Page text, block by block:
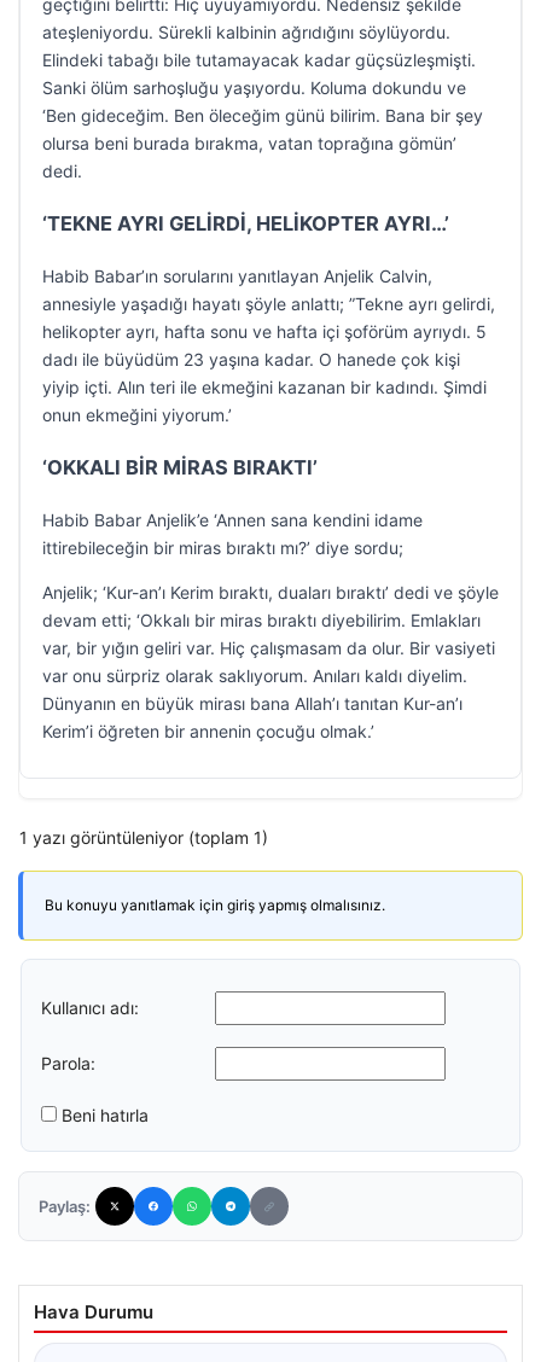
geçtiğini belirtti: Hiç uyuyamıyordu. Nedensiz şekilde
ateşleniyordu. Sürekli kalbinin ağrıdığını söylüyordu.
Elindeki tabağı bile tutamayacak kadar güçsüzleşmişti.
Sanki ölüm sarhoşluğu yaşıyordu. Koluma dokundu ve
‘Ben gideceğim. Ben öleceğim günü bilirim. Bana bir şey
olursa beni burada bırakma, vatan toprağına gömün’
dedi.
‘TEKNE AYRI GELİRDİ, HELİKOPTER AYRI…’
Habib Babar’ın sorularını yanıtlayan Anjelik Calvin,
annesiyle yaşadığı hayatı şöyle anlattı; ”Tekne ayrı gelirdi,
helikopter ayrı, hafta sonu ve hafta içi şoförüm ayrıydı. 5
dadı ile büyüdüm 23 yaşına kadar. O hanede çok kişi
yiyip içti. Alın teri ile ekmeğini kazanan bir kadındı. Şimdi
onun ekmeğini yiyorum.’
‘OKKALI BİR MİRAS BIRAKTI’
Habib Babar Anjelik’e ‘Annen sana kendini idame
ittirebileceğin bir miras bıraktı mı?’ diye sordu;
Anjelik; ‘Kur-an’ı Kerim bıraktı, duaları bıraktı’ dedi ve şöyle
devam etti; ‘Okkalı bir miras bıraktı diyebilirim. Emlakları
var, bir yığın geliri var. Hiç çalışmasam da olur. Bir vasiyeti
var onu sürpriz olarak saklıyorum. Anıları kaldı diyelim.
Dünyanın en büyük mirası bana Allah’ı tanıtan Kur-an’ı
Kerim’i öğreten bir annenin çocuğu olmak.’
1 yazı görüntüleniyor (toplam 1)
Bu konuyu yanıtlamak için giriş yapmış olmalısınız.
Kullanıcı adı:
Parola:
Beni hatırla
Paylaş:
Hava Durumu